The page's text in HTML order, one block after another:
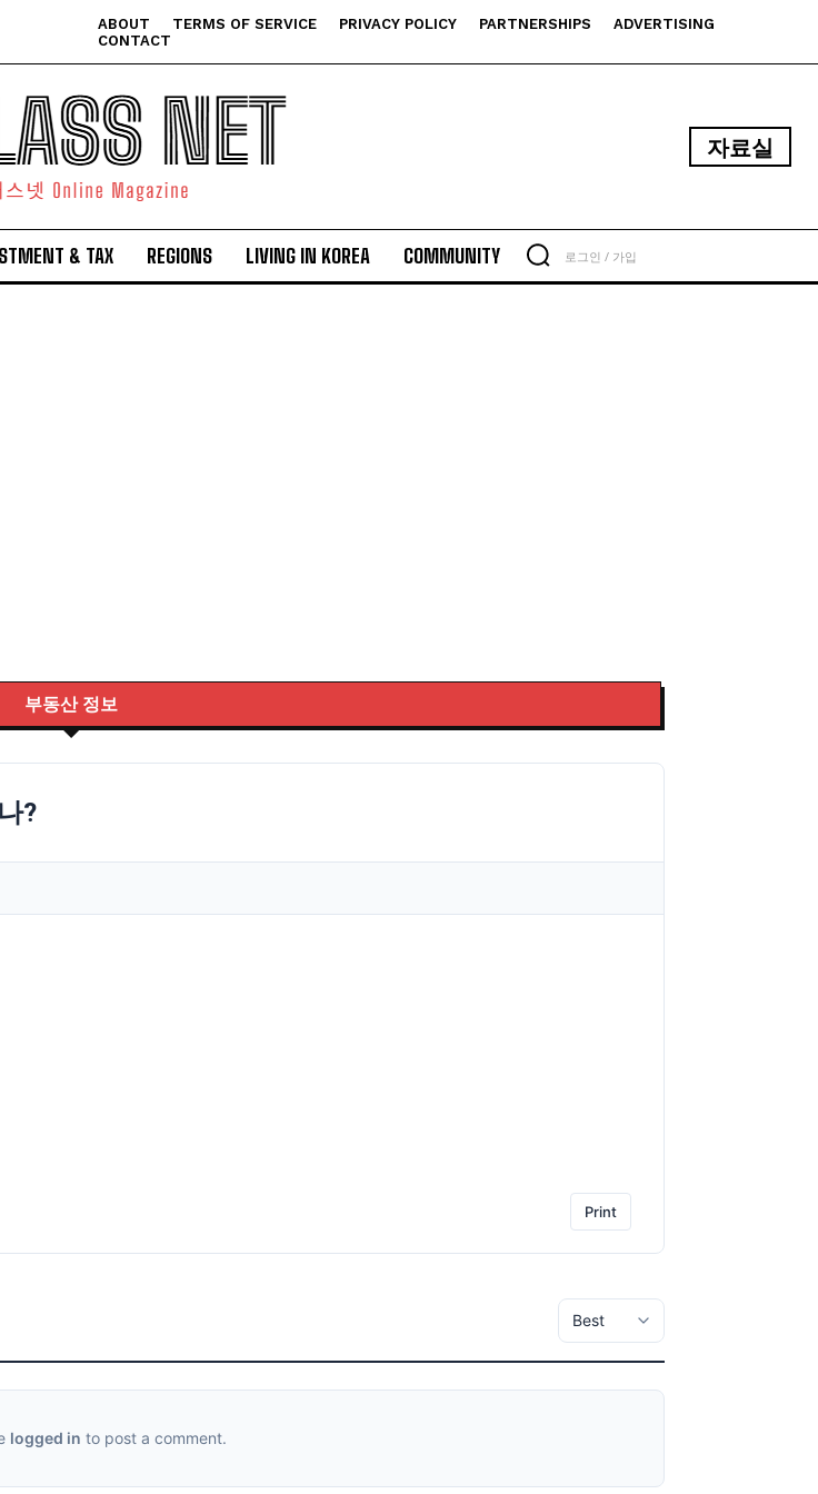
구독 신청
ABOUT TERMS OF SERVICE PRIVACY POLICY PARTNERSHIPS
ADVERTISING
CONTACT
자료실
& TAX REGIONS LIVING IN KOREA COMMUNITY 로그인 / 가입
부동산 정보
?
Print
logged in to post a comment.